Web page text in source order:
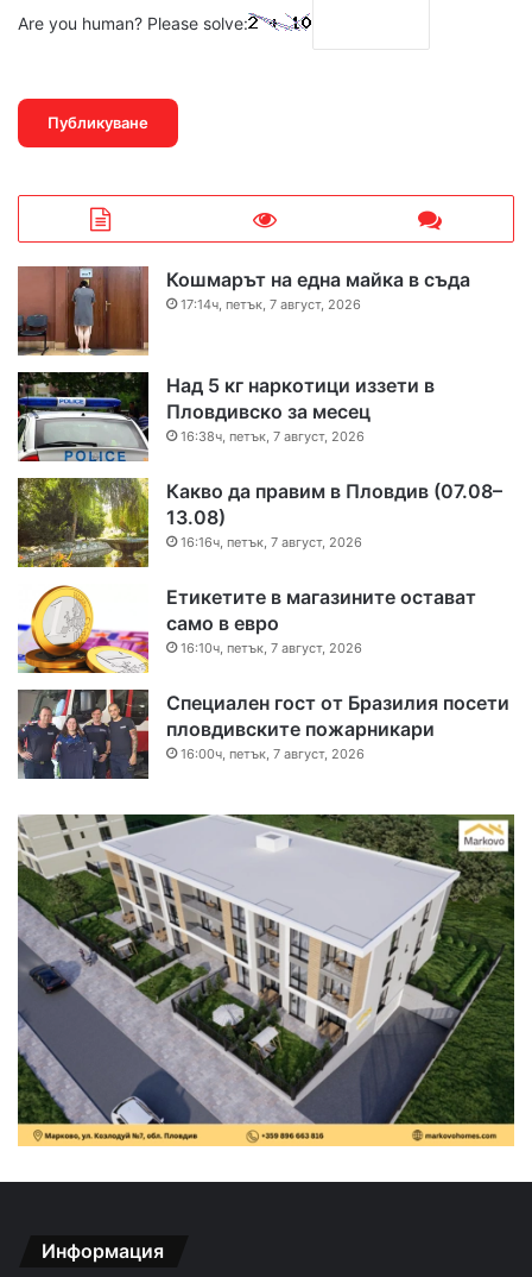
Are you human? Please solve:
Кошмарът на една майка в съда
17:14ч, петък, 7 август, 2026
Над 5 кг наркотици иззети в
Пловдивско за месец
16:38ч, петък, 7 август, 2026
Какво да правим в Пловдив (07.08–
13.08)
16:16ч, петък, 7 август, 2026
Етикетите в магазините остават
само в евро
16:10ч, петък, 7 август, 2026
Специален гост от Бразилия посети
пловдивските пожарникари
16:00ч, петък, 7 август, 2026
Информация